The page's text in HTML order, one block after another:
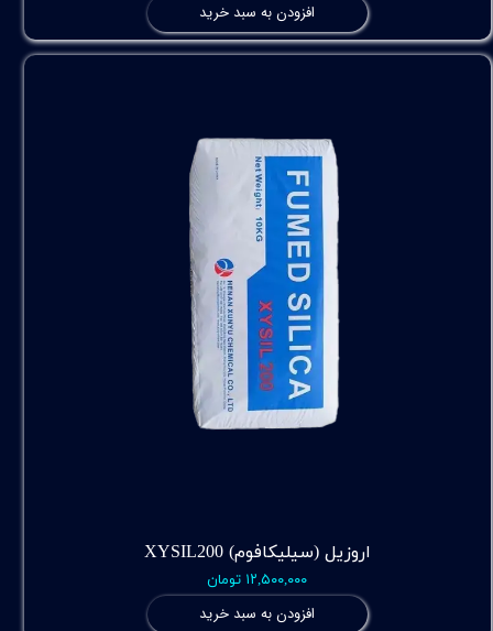
افزودن به سبد خرید
اروزیل (سیلیکافوم) XYSIL200
۱۲,۵۰۰,۰۰۰ تومان
افزودن به سبد خرید